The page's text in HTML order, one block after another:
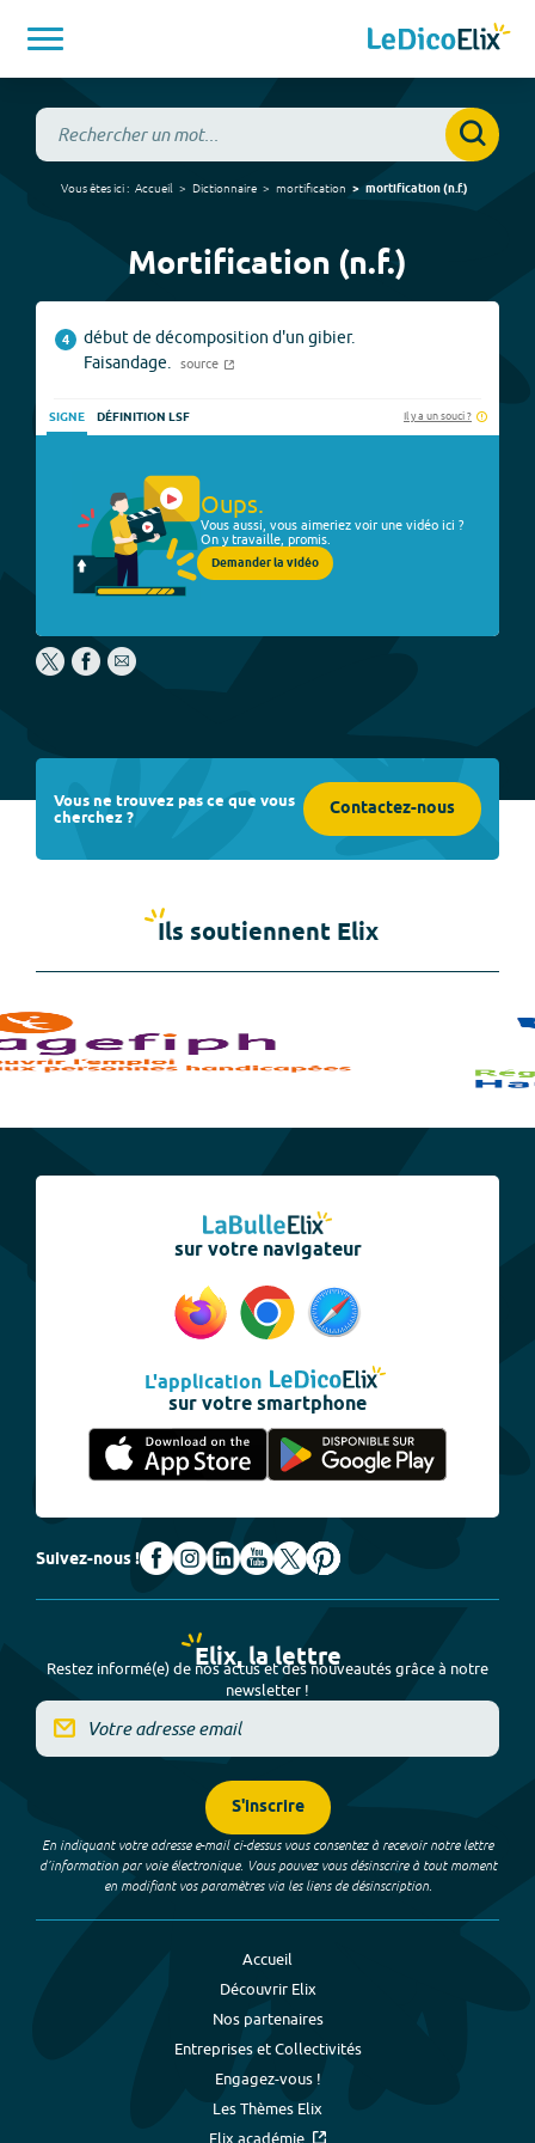
Vous êtes ici : Accueil Dictionnaire mortification mortification(n.f.)
Mortification (n.f.)
4
début de décomposition d'un gibier.
Faisandage.
source
SIGNE DÉFINITION LSF Il y a un souci ?
Oups.
Vous aussi, vous aimeriez voir une vidéo ici ?
On y travaille, promis.
Demander la vidéo
Vous ne trouvez pas ce que vous
cherchez ? Contactez-nous
Ils soutiennent Elix
sur votre navigateur
L'application
sur votre smartphone
Suivez-nous !
Elix, la lettre
Restez informé(e) de nos actus et des nouveautés grâce à notre
newsletter !
S'inscrire
En indiquant votre adresse e-mail ci-dessus vous consentez à recevoir notre lettre
d’information par voie électronique. Vous pouvez vous désinscrire à tout moment
en modifiant vos paramètres via les liens de désinscription.
Accueil
Découvrir Elix
Nos partenaires
Entreprises et Collectivités
Engagez-vous !
Les Thèmes Elix
Elix académie